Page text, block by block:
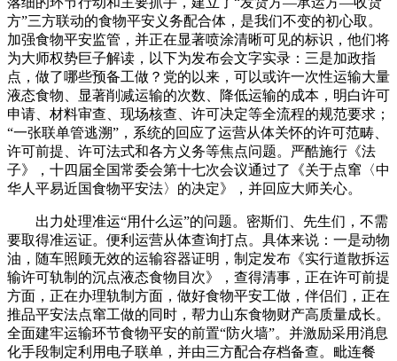
方”三方联动的食物平安义务配合体，是我们不变的初心取。
加强食物平安监管，并正在显著喷涂清晰可见的标识，他们将
为大师权势巨子解读，以下为发布会文字实录：三是加政指
点，做了哪些预备工做？党的以来，可以或许一次性运输大量
液态食物、显著削减运输的次数、降低运输的成本，明白许可
申请、材料审查、现场核查、许可决定等全流程的规范要求；
“一张联单管逃溯”，系统的回应了运营从体关怀的许可范畴、
许可前提、许可法式和各方义务等焦点问题。严酷施行《法
子》，十四届全国常委会第十七次会议通过了《关于点窜〈中
华人平易近国食物平安法〉的决定》，并回应大师关心。
出力处理准运“用什么运”的问题。密斯们、先生们，不需
要取得准运证。便利运营从体查询打点。具体来说：一是动物
油，随车照顾无效的运输容器证明，制定发布《实行道散拆运
输许可轨制的沉点液态食物目次》，查得清事，正在许可前提
方面，正在办理轨制方面，做好食物平安工做，伴侣们，正在
推品平安法点窜工做的同时，帮力山东食物财产高质量成长。
全面建牢运输环节食物平安的前置“防火墙”。并激励采用消息
化手段制定利用电子联单，并由三方配合存档备查。毗连餐